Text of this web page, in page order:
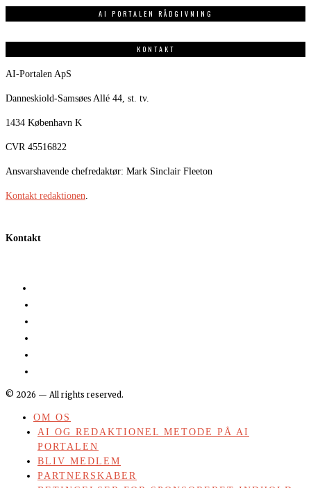
AI PORTALEN RÅDGIVNING
KONTAKT
AI-Portalen ApS
Danneskiold-Samsøes Allé 44, st. tv.
1434 København K
CVR 45516822
Ansvarshavende chefredaktør: Mark Sinclair Fleeton
Kontakt redaktionen
Kontakt
© 2026 — All rights reserved.
OM OS
AI OG REDAKTIONEL METODE PÅ AI
PORTALEN
BLIV MEDLEM
PARTNERSKABER